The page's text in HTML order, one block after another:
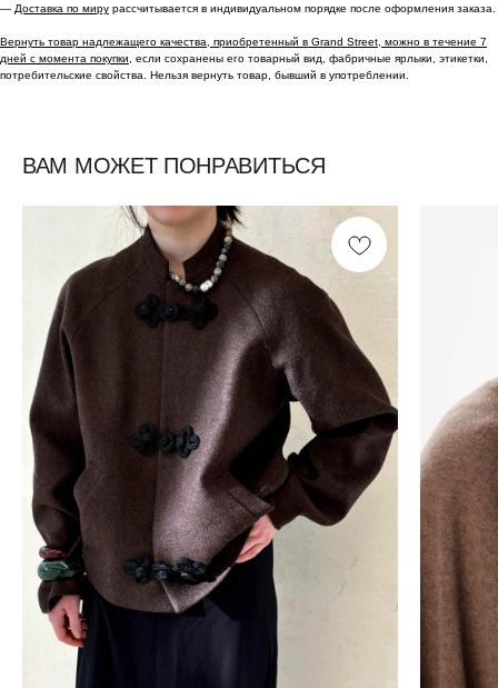
— Доставка по миру рассчитывается в индивидуальном порядке после оформления заказа.
Вернуть товар надлежащего качества, приобретенный в Grand Street, можно в течение 7
дней с момента покупки,
если сохранены его товарный вид, фабричные ярлыки, этикетки,
потребительские свойства. Нельзя вернуть товар, бывший в употреблении.
ВАМ МОЖЕТ ПОНРАВИТЬСЯ
Смотреть все /